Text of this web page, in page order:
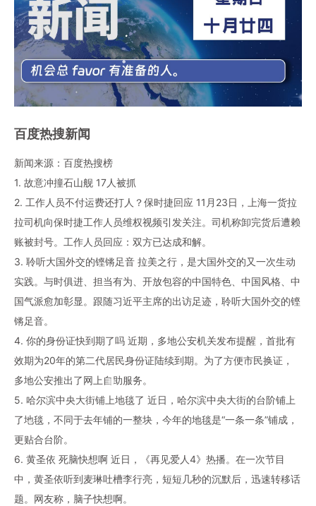
百度热搜新闻
新闻来源：百度热搜榜
1. 故意冲撞石山舰 17人被抓
2. 工作人员不付运费还打人？保时捷回应 11月23日，上海一货拉
拉司机向保时捷工作人员维权视频引发关注。司机称卸完货后遭赖
账被封号。工作人员回应：双方已达成和解。
3. 聆听大国外交的铿锵足音 拉美之行，是大国外交的又一次生动
实践。与时俱进、担当有为、开放包容的中国特色、中国风格、中
国气派愈加彰显。跟随习近平主席的出访足迹，聆听大国外交的铿
锵足音。
4. 你的身份证快到期了吗 近期，多地公安机关发布提醒，首批有
效期为20年的第二代居民身份证陆续到期。为了方便市民换证，
多地公安推出了网上自助服务。
5. 哈尔滨中央大街铺上地毯了 近日，哈尔滨中央大街的台阶铺上
了地毯，不同于去年铺的一整块，今年的地毯是“一条一条”铺成，
更贴合台阶。
6. 黄圣依 死脑快想啊 近日，《再见爱人4》热播。在一次节目
中，黄圣依听到麦琳吐槽李行亮，短短几秒的沉默后，迅速转移话
题。网友称，脑子快想啊。